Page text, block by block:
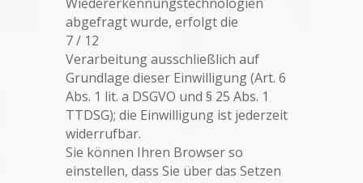
abgefragt wurde, erfolgt die
7 / 12
Verarbeitung ausschließlich auf
Grundlage dieser Einwilligung (Art. 6
Abs. 1 lit. a DSGVO und § 25 Abs. 1
TTDSG); die Einwilligung ist jederzeit
widerrufbar.
Sie können Ihren Browser so
einstellen, dass Sie über das Setzen